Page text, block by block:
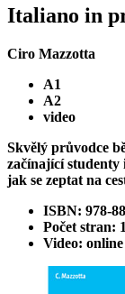
Italiano in
Ciro Mazzotta
A1
A2
video
Skvělý průvodce
začínající studenty
jak se zeptat na
ISBN: 978-
Počet stran:
Video: online